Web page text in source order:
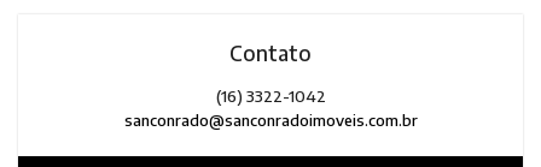
Contato
(16) 3322-1042
sanconrado@sanconradoimoveis.com.br